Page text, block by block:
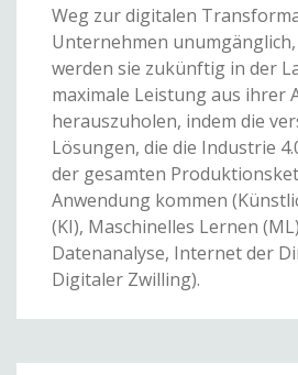
Weg zur digitalen
Unternehmen
werden sie zukünftig in der
maximale Leistung aus ihrer
herauszuholen, indem die
Lösungen, die die Industrie
der gesamten
Anwendung kommen
(KI), Maschinelles Lernen
Datenanalyse, Internet der
Digitaler Zwilling).